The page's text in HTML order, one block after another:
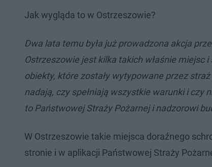
Jak wygląda to w Ostrzeszowie?
Dwa lata temu była już prowadzona akcja
Ostrzeszowie jest kilka takich właśnie miejsc
obiekty, które zostały wytypowane przez
nadają, czy spełniają wszystkie warunki i
to Państwowej Straży Pożarnej i nadzorowi
W Ostrzeszowie takie miejsca doraźnego
stronie i w aplikacji Państwowej Straży